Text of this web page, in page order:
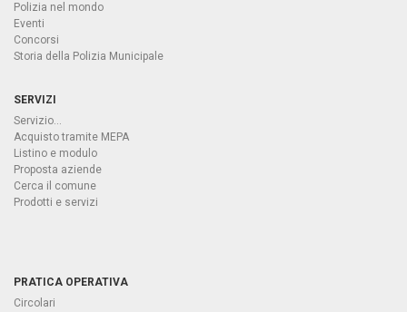
Polizia nel mondo
Eventi
Concorsi
Storia della Polizia Municipale
SERVIZI
Servizio...
Acquisto tramite MEPA
Listino e modulo
Proposta aziende
Cerca il comune
Prodotti e servizi
PRATICA OPERATIVA
Circolari